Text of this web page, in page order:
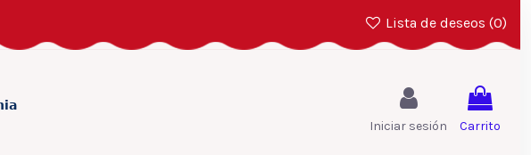
Lista de deseos (0)
Iniciar sesión Carrito